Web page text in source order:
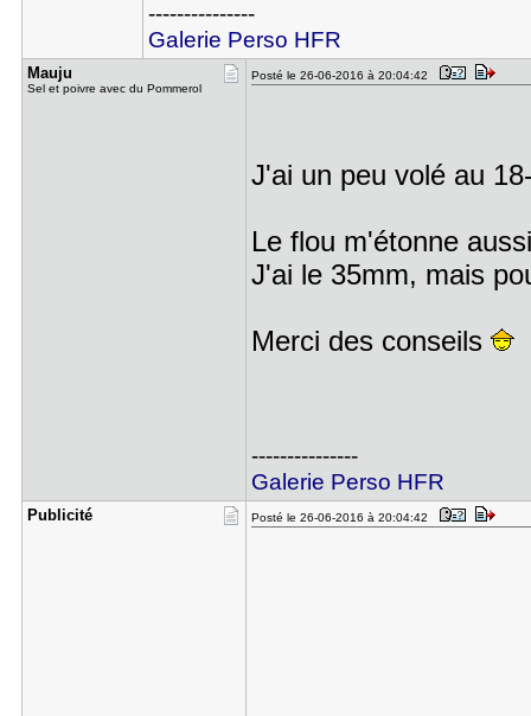
---------------
Galerie Perso HFR
Mauju
Sel et poivre avec du Pommerol
Posté le 26-06-2016 à 20:04:42
J'ai un peu volé au
Le flou m'étonne
J'ai le 35mm, mais
Merci des conseils
---------------
Galerie Perso HFR
Publicité Posté le 26-06-2016 à 20:04:42